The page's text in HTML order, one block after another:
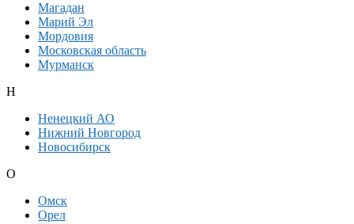
Магадан
Марий Эл
Мордовия
Московская область
Мурманск
Н
Ненецкий АО
Нижний Новгород
Новосибирск
О
Омск
Орел